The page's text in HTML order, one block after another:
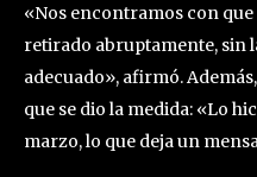
«Nos encontramos con
retirado abruptamente, sin
adecuado», afirmó.
que se dio la medida: «Lo
marzo, lo que deja un